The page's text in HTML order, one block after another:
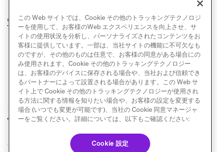
ることを確認してください。生成に失敗した場合は、
OpenAIコンテンツポリシーを確認してください。
前へ パブリックAPIの使用 次へ 画像の仕様
この Web サイトでは、Cookie その他のトラッキングテクノロジ
ーを使用して、お客様のWeb エクスペリエンスを向上させ、サ
イトの使用状況を分析し、パーソナライズされたコンテンツをお
客様に提供しています。一部は、当社サイトの機能に不可欠なも
のですが、その他のものは任意で、お客様の同意がある場合にの
み使用されます。Cookie その他のトラッキングテクノロジー
は、お客様のデバイスに保存される場合や、当社および信頼でき
るパートナーによって設置される場合があります。この Web サ
イト上で Cookie その他のトラッキングテクノロジーが使用され
る方法に関する情報を知りたい場合や、お客様の設定を変更する
場合 (いつでも変更が可能です)、当社の Cookie 同意マネージャ
ーをご覧ください。詳細については、以下もご確認ください:
Cookie 設定